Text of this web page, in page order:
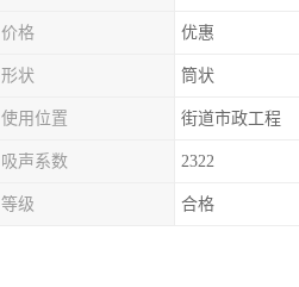
价格 优惠
形状 筒状
使用位置 街道市政工程
吸声系数 2322
等级 合格